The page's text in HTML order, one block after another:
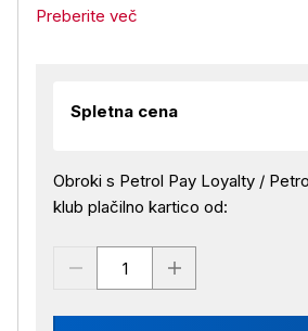
Preberite več
Spletna cena
Obroki s Petrol Pay Loyalty /
klub plačilno kartico od: